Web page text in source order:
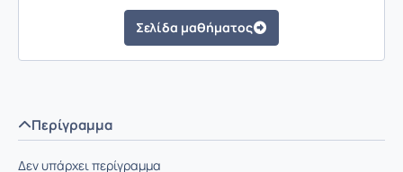
Σελίδα μαθήματος
Περίγραμμα
Δεν υπάρχει περίγραμμα